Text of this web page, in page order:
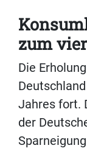
zum
Die
Jahres fort.
der